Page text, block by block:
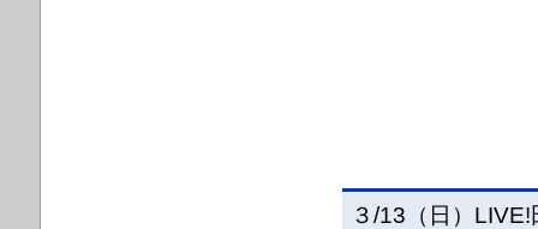
３/13（日）